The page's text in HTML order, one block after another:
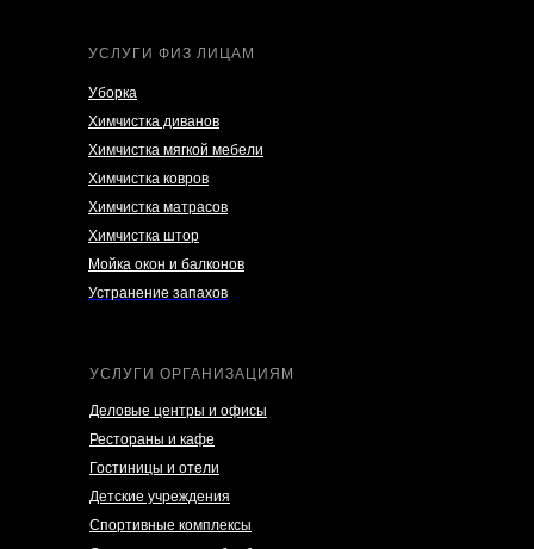
УСЛУГИ ФИЗ ЛИЦАМ
Уборка
Химчистка диванов
Химчистка мягкой мебели
Химчистка ковров
Химчистка матрасов
Химчистка штор
Мойка окон и балконов
Устранение запахов
УСЛУГИ ОРГАНИЗАЦИЯМ
Деловые центры и офисы
Рестораны и кафе
Гостиницы и отели
Детские учреждения
Спортивные комплексы